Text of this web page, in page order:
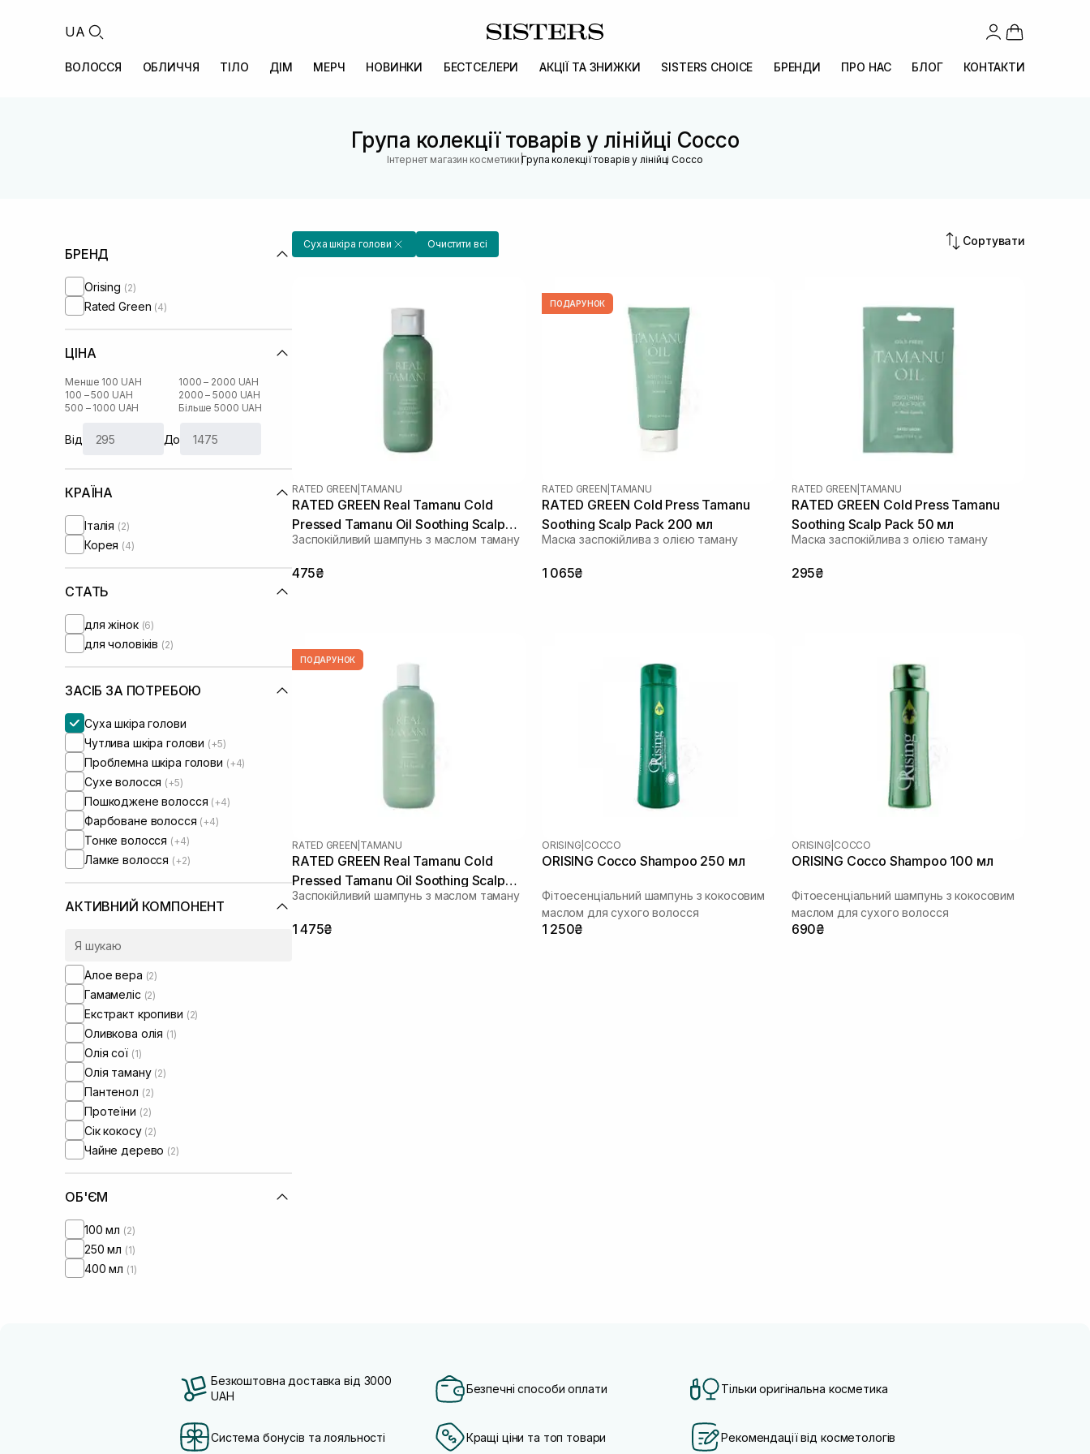
UA
ВОЛОССЯ ОБЛИЧЧЯ ТІЛО ДІМ МЕРЧ НОВИНКИ БЕСТСЕЛЕРИ АКЦІЇ ТА ЗНИЖКИ SISTERS CHOICE БРЕНДИ ПРО НАС БЛОГ КОНТАКТИ
Група колекції товарів у лінійці Cocco
Інтернет магазин косметики |Група колекції товарів у лінійці Cocco
БРЕНД
Orising (2)
Rated Green (4)
ЦІНА
Менше 100 UAH
100 – 500 UAH
500 – 1000 UAH
1000 – 2000 UAH
2000 – 5000 UAH
Більше 5000 UAH
Від До
КРАЇНА
Італія (2)
Корея (4)
СТАТЬ
для жінок (6)
для чоловіків (2)
ЗАСІБ ЗА ПОТРЕБОЮ
Суха шкіра голови
Чутлива шкіра голови (+5)
Проблемна шкіра голови (+4)
Сухе волосся (+5)
Пошкоджене волосся (+4)
Фарбоване волосся (+4)
Тонке волосся (+4)
Ламке волосся (+2)
АКТИВНИЙ КОМПОНЕНТ
Алое вера (2)
Гамамеліс (2)
Екстракт кропиви (2)
Оливкова олія (1)
Олія сої (1)
Олія таману (2)
Пантенол (2)
Протеїни (2)
Сік кокосу (2)
Чайне дерево (2)
ОБ'ЄМ
100 мл (2)
250 мл (1)
400 мл (1)
Суха шкіра голови Очистити всі Сортувати
RATED GREEN TAMANU
RATED GREEN Real Tamanu Cold
Pressed Tamanu Oil Soothing Scalp
Shampoo 100 мл
Заспокійливий шампунь з маслом таману
475₴
ПОДАРУНОК
RATED GREEN TAMANU
RATED GREEN Cold Press Tamanu
Soothing Scalp Pack 200 мл
Маска заспокійлива з олією таману
1 065₴
RATED GREEN TAMANU
RATED GREEN Cold Press Tamanu
Soothing Scalp Pack 50 мл
Маска заспокійлива з олією таману
295₴
ПОДАРУНОК
RATED GREEN TAMANU
RATED GREEN Real Tamanu Cold
Pressed Tamanu Oil Soothing Scalp
Shampoo 400 мл
Заспокійливий шампунь з маслом таману
1 475₴
ORISING COCCO
ORISING Cocco Shampoo 250 мл
Фітоесенціальний шампунь з кокосовим
маслом для сухого волосся
1 250₴
ORISING COCCO
ORISING Cocco Shampoo 100 мл
Фітоесенціальний шампунь з кокосовим
маслом для сухого волосся
690₴
Безкоштовна доставка від 3000
UAH
Безпечні способи оплати Тільки оригінальна косметика
Система бонусів та лояльності Кращі ціни та топ товари Рекомендації від косметологів